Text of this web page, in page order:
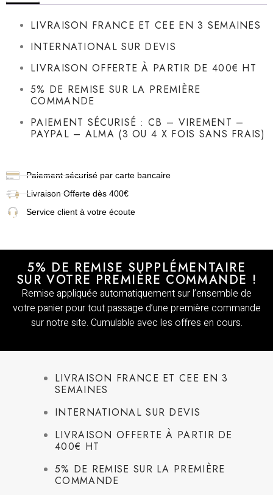
LIVRAISON FRANCE ET CEE EN 3 SEMAINES
INTERNATIONAL SUR DEVIS
LIVRAISON OFFERTE À PARTIR DE 400€ HT
5% DE REMISE SUR LA PREMIÈRE
COMMANDE
PAIEMENT SÉCURISÉ : CB – VIREMENT –
PAYPAL – ALMA (3 OU 4 X FOIS SANS FRAIS)
Paiement sécurisé par carte bancaire
Livraison Offerte dès 400€
Service client à votre écoute
5% DE REMISE SUPPLÉMENTAIRE
SUR VOTRE PREMIÈRE COMMANDE !
Remise appliquée automatiquement sur l’ensemble de
votre panier pour tout passage d’une première commande
sur notre site. Cumulable avec les offres en cours.
LIVRAISON FRANCE ET CEE EN 3
SEMAINES
INTERNATIONAL SUR DEVIS
LIVRAISON OFFERTE À PARTIR DE
400€ HT
5% DE REMISE SUR LA PREMIÈRE
COMMANDE